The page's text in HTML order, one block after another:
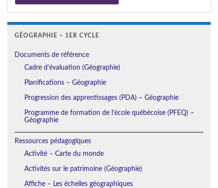
GÉOGRAPHIE – 1ER CYCLE
Documents de référence
Cadre d’évaluation (Géographie)
Planifications – Géographie
Progression des apprentissages (PDA) – Géographie
Programme de formation de l’école québécoise (PFEQ) –
Géographie
Ressources pédagogiques
Activité – Carte du monde
Activités sur le patrimoine (Géographie)
Affiche – Les échelles géographiques